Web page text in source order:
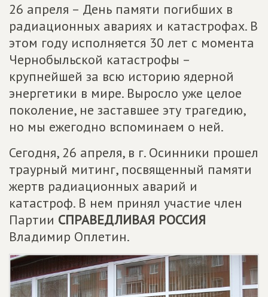
26 апреля – День памяти погибших в
радиационных авариях и катастрофах. В
этом году исполняется 30 лет с момента
Чернобыльской катастрофы –
крупнейшей за всю историю ядерной
энергетики в мире. Выросло уже целое
поколение, не заставшее эту трагедию,
но мы ежегодно вспоминаем о ней.
Сегодня, 26 апреля, в г. Осинники прошел
траурный митинг, посвященный памяти
жертв радиационных аварий и
катастроф. В нем принял участие член
Партии СПРАВЕДЛИВАЯ РОССИЯ
Владимир Оплетин.